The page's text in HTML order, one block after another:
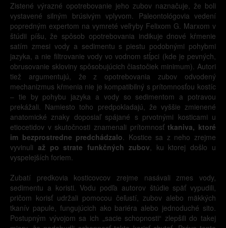
Zistené výrazné opotrebovanie jeho zubov naznačuje, že boli
vystavené silným brúsivým vplyvom. Paleontológovia vedení
popredným expertom na vymreté veľryby Felixom G. Marxom v
štúdii píšu, že spôsob opotrebovania indikuje dnové kŕmenie
satím zmesi vody a sedimentu s piestu podobnými pohybmi
jazyka, a nie filtrovanie vody vo vodnom stĺpci (kde je pevných,
obrusovanie skloviny spôsobujúcich čiastočiek minimum). Autori
tiež argumentujú, že z opotrebovania zubov odvodený
mechanizmus kŕmenia nie je kompatibilný s prítomnosťou kostíc
– tie by pohybu jazyka a vody so sedimentom a potravou
prekážali. Namiesto toho predpokladajú, že vyššie zmienené
anatomické znaky doposiaľ spájané s prvotnými kosticami u
etiocetidov v skutočnosti znamenali prítomnosťtkaniva, ktoré
im bezprostredne predchádzalo. Kostice sa z neho zrejme
vyvinuli až po strate funkčných zubov, ku ktorej došlo u
vyspelejších foriem.
Zubatí predkovia kosticovcov zrejme nasávali zmes vody,
sedimentu a koristi. Vodu podľa autorov štúdie späť vypudili,
pričom korisť udržali pomocou čeľustí, zubov alebo mäkkých
tkanív papule, fungujúcich ako bariéra alebo jednoduché sito.
Postupným vývojom sa ich „sacie schopnosti“ zlepšili do takej